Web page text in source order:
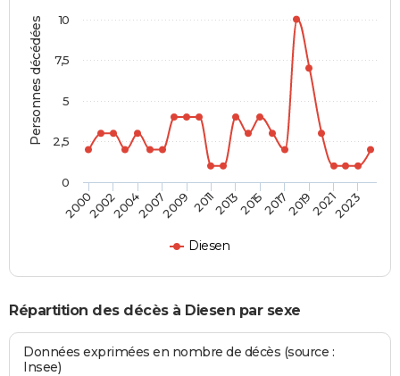
Personnes décédées
Diesen
20002002200420072009 2011201320152017201920212023
0
2,5
5
7,5
10
Répartition des décès à Diesen par sexe
Données exprimées en nombre de décès (source :
Insee)